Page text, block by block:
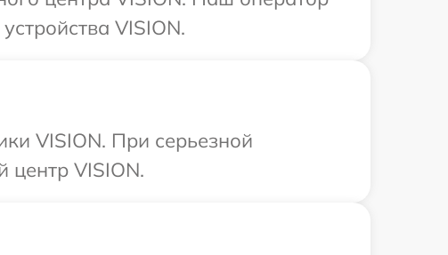
VISION.
VISION. При серьезной
центр VISION.